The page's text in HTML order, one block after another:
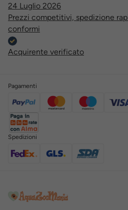
24 Luglio 2026
Prezzi competitivi, spedizione
conformi
Acquirente verificato
Pagamenti
Spedizioni